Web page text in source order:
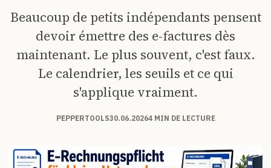
Beaucoup de petits indépendants pensent
devoir émettre des e-factures dès
maintenant. Le plus souvent, c'est faux.
Le calendrier, les seuils et ce qui
s'applique vraiment.
PEPPERTOOLS30.06.20264 MIN DE LECTURE